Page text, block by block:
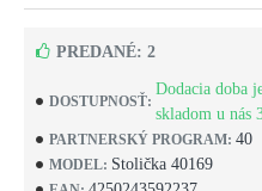
DOSTUPNOSŤ:
Dodacia doba
skladom u nás
PARTNERSKÝ PROGRAM: 40
MODEL: Stolička 40169
PREDANÉ: 2